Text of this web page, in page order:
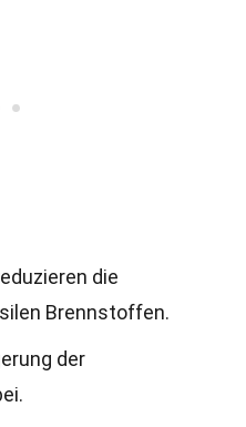
die
Brennstoffen.
der